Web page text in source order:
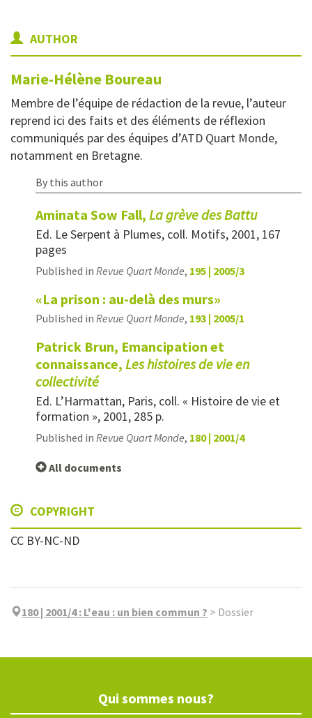
AUTHOR
Marie-Hélène Boureau
Membre de l’équipe de rédaction de la revue, l’auteur
reprend ici des faits et des éléments de réflexion
communiqués par des équipes d’ATD Quart Monde,
notamment en Bretagne.
By this author
Aminata Sow Fall, La grève des Battu
Ed. Le Serpent à Plumes, coll. Motifs, 2001, 167
pages
Published in Revue Quart Monde, 195 | 2005/3
«La prison : au-delà des murs»
Published in Revue Quart Monde, 193 | 2005/1
Patrick Brun, Emancipation et
connaissance, Les histoires de vie en
collectivité
Ed. L’Harmattan, Paris, coll. « Histoire de vie et
formation », 2001, 285 p.
Published in Revue Quart Monde, 180 | 2001/4
All documents
COPYRIGHT
CC BY-NC-ND
180 | 2001/4: L'eau : un bien commun ? > Dossier
Qui sommes nous?